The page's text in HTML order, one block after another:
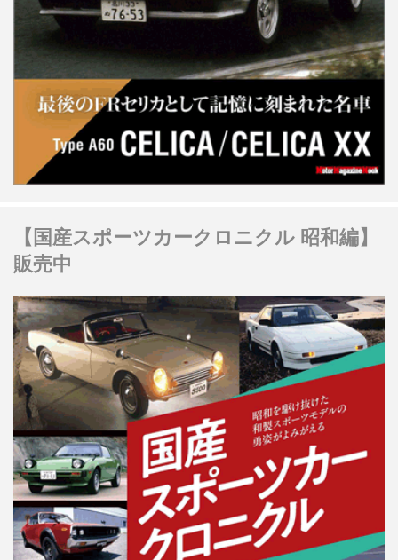
【国産スポーツカークロニクル 昭和編】
販売中